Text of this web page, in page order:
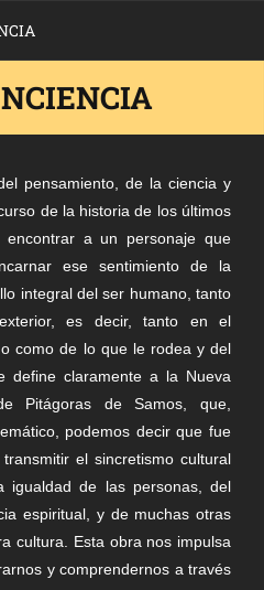
pensamiento, de la ciencia y
de la historia de los últimos
a un personaje que
ese sentimiento de la
integral del ser humano, tanto
es decir, tanto en el
como de lo que le rodea y del
define claramente a la Nueva
Pitágoras de Samos, que,
podemos decir que fue
el sincretismo cultural
igualdad de las personas, del
espiritual, y de muchas otras
cultura. Esta obra nos impulsa
y comprendernos a través